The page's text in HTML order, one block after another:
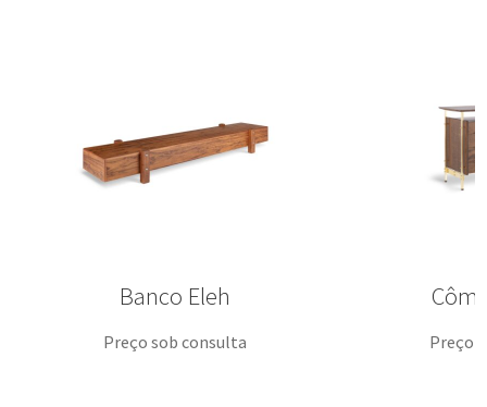
Banco Eleh
Preço sob consulta Preço